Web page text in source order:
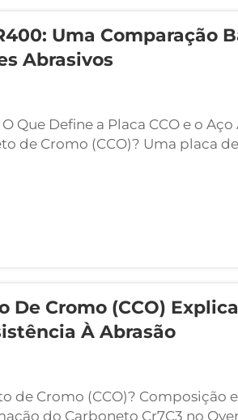
Uma Comparação
Abrasivos
Que Define a Placa CCO e o Aço
de Cromo (CCO)? Uma placa
possui duas partes:
superior extremamente
De Cromo (CCO)
À Abrasão
de Cromo (CCO)? Composição
do Carboneto Cr7C3 no